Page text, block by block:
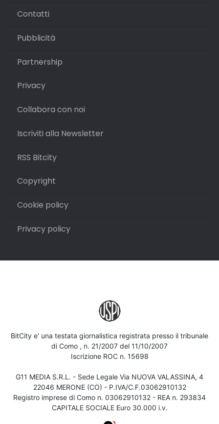
Contatti
Pubblicità
Partnership
Privacy
Collabora con noi
Iscriviti alla Newsletter
RSS Bitcity
Copyright
Cookie policy
Privacy policy
BitCity e' una testata giornalistica registrata presso il tribunale
di Como , n. 21/2007 del 11/10/2007
Iscrizione ROC n. 15698
G11 MEDIA S.R.L. - Sede Legale Via NUOVA VALASSINA, 4
22046 MERONE (CO) - P.IVA/C.F.03062910132
Registro imprese di Como n. 03062910132 - REA n. 293834
CAPITALE SOCIALE Euro 30.000 i.v.